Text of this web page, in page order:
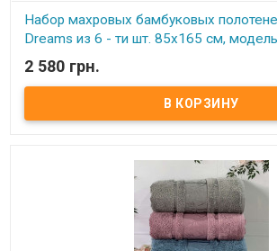
Набор махровых бамбуковых
Dreams из 6 - ти шт. 85х165 см,
В наличии
Набор махровых бамбуковых полотенец Sweet
шт. 85х165 см Размер: 85х165 см - 6 штук
бамбук, 30% хлопок Плотность: 500 г/м.кв.
2 580 грн.